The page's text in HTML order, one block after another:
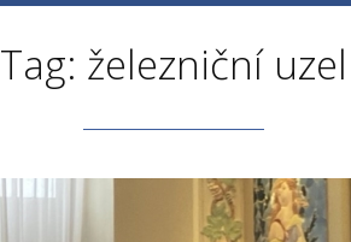
Tag: železniční uzel